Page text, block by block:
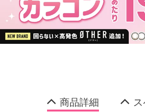
商品詳細